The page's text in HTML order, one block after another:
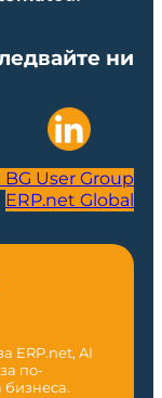
ни
BG User Group
ERP.net Global
ERP.net, AI
по-
бизнеса.